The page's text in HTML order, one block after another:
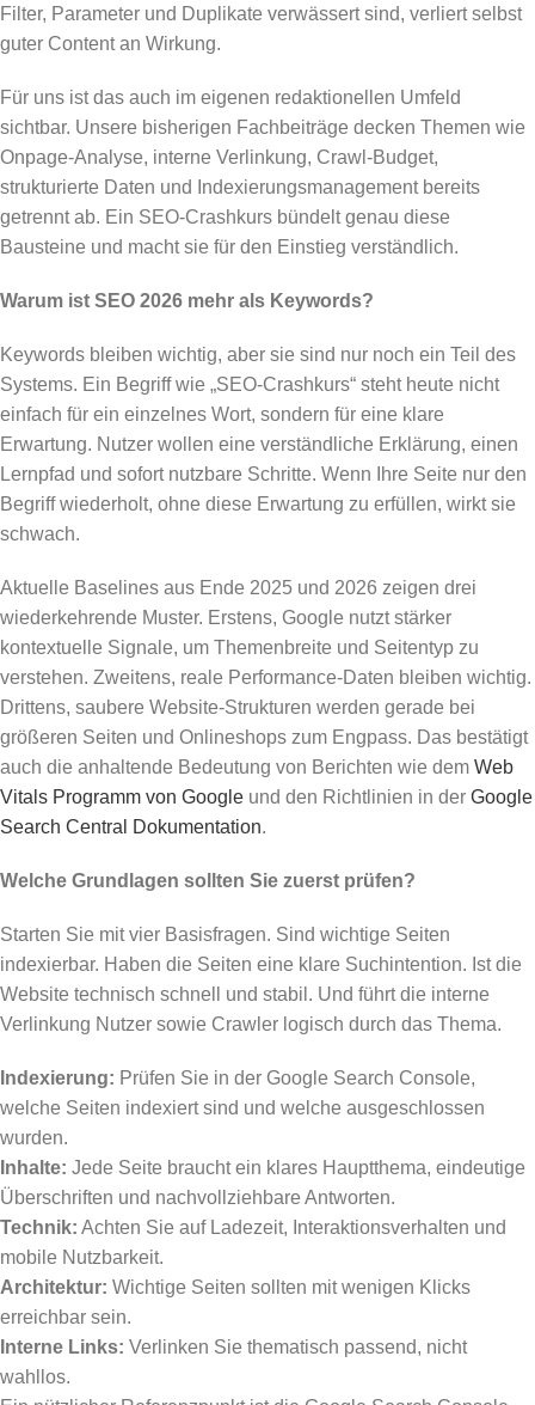
Filter, Parameter und Duplikate verwässert sind, verliert selbst
guter Content an Wirkung.
Für uns ist das auch im eigenen redaktionellen Umfeld
sichtbar. Unsere bisherigen Fachbeiträge decken Themen wie
Onpage-Analyse, interne Verlinkung, Crawl-Budget,
strukturierte Daten und Indexierungsmanagement bereits
getrennt ab. Ein SEO-Crashkurs bündelt genau diese
Bausteine und macht sie für den Einstieg verständlich.
Warum ist SEO 2026 mehr als Keywords?
Keywords bleiben wichtig, aber sie sind nur noch ein Teil des
Systems. Ein Begriff wie „SEO-Crashkurs“ steht heute nicht
einfach für ein einzelnes Wort, sondern für eine klare
Erwartung. Nutzer wollen eine verständliche Erklärung, einen
Lernpfad und sofort nutzbare Schritte. Wenn Ihre Seite nur den
Begriff wiederholt, ohne diese Erwartung zu erfüllen, wirkt sie
schwach.
Aktuelle Baselines aus Ende 2025 und 2026 zeigen drei
wiederkehrende Muster. Erstens, Google nutzt stärker
kontextuelle Signale, um Themenbreite und Seitentyp zu
verstehen. Zweitens, reale Performance-Daten bleiben wichtig.
Drittens, saubere Website-Strukturen werden gerade bei
größeren Seiten und Onlineshops zum Engpass. Das bestätigt
auch die anhaltende Bedeutung von Berichten wie dem Web
Vitals Programm von Google und den Richtlinien in der Google
Search Central Dokumentation.
Welche Grundlagen sollten Sie zuerst prüfen?
Starten Sie mit vier Basisfragen. Sind wichtige Seiten
indexierbar. Haben die Seiten eine klare Suchintention. Ist die
Website technisch schnell und stabil. Und führt die interne
Verlinkung Nutzer sowie Crawler logisch durch das Thema.
Indexierung: Prüfen Sie in der Google Search Console,
welche Seiten indexiert sind und welche ausgeschlossen
wurden.
Inhalte: Jede Seite braucht ein klares Hauptthema, eindeutige
Überschriften und nachvollziehbare Antworten.
Technik: Achten Sie auf Ladezeit, Interaktionsverhalten und
mobile Nutzbarkeit.
Architektur: Wichtige Seiten sollten mit wenigen Klicks
erreichbar sein.
Interne Links: Verlinken Sie thematisch passend, nicht
wahllos.